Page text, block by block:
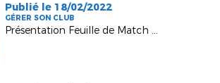
Publié le 18/02/2022
GÉRER SON CLUB
Présentation Feuille de Match Informatisée (FMI)